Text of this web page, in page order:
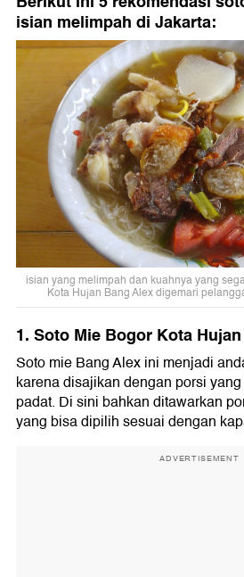
isian melimpah di Jakarta:
isian yang melimpah dan kuahnya yang
Kota Hujan Bang Alex digemari
1. Soto Mie Bogor Kota
Soto mie Bang Alex ini menjadi
karena disajikan dengan porsi
padat. Di sini bahkan ditawarkan
yang bisa dipilih sesuai dengan
ADVERTISEMENT